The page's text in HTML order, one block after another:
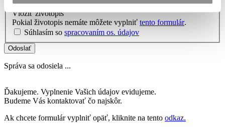
životopisu povinnou položkou.
Vložiť životopis
Pokial životopis nemáte môžete vyplniť tento formulár.
Súhlasím so spracovaním os. údajov
Odoslať
Správa sa odosiela ...
Ďakujeme. Vyplnenie Vašich údajov evidujeme.
Budeme Vás kontaktovať čo najskôr.
Ak chcete formulár vyplniť opäť, kliknite na tento odkaz.